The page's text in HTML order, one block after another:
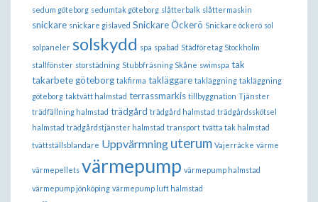
sedum göteborg sedumtak göteborg slåtterbalk slåttermaskin
snickare snickare gislaved Snickare Öckerö Snickare öckerö sol
solpaneler solskydd spa spabad Städföretag Stockholm
stallfönster storstädning Stubbfräsning Skåne swimspa tak
takarbete göteborg takfirma takläggare takläggning takläggning
göteborg taktvätt halmstad terrassmarkis tillbyggnation Tjänster
trädfällning halmstad trädgård trädgård halmstad trädgårdsskötsel
halmstad trädgårdstjänster halmstad transport tvätta tak halmstad
tvättställsblandare Uppvärmning uterum Vajerräcke värme
värmepellets värmepump värmepump halmstad
värmepump jönköping värmepump luft halmstad